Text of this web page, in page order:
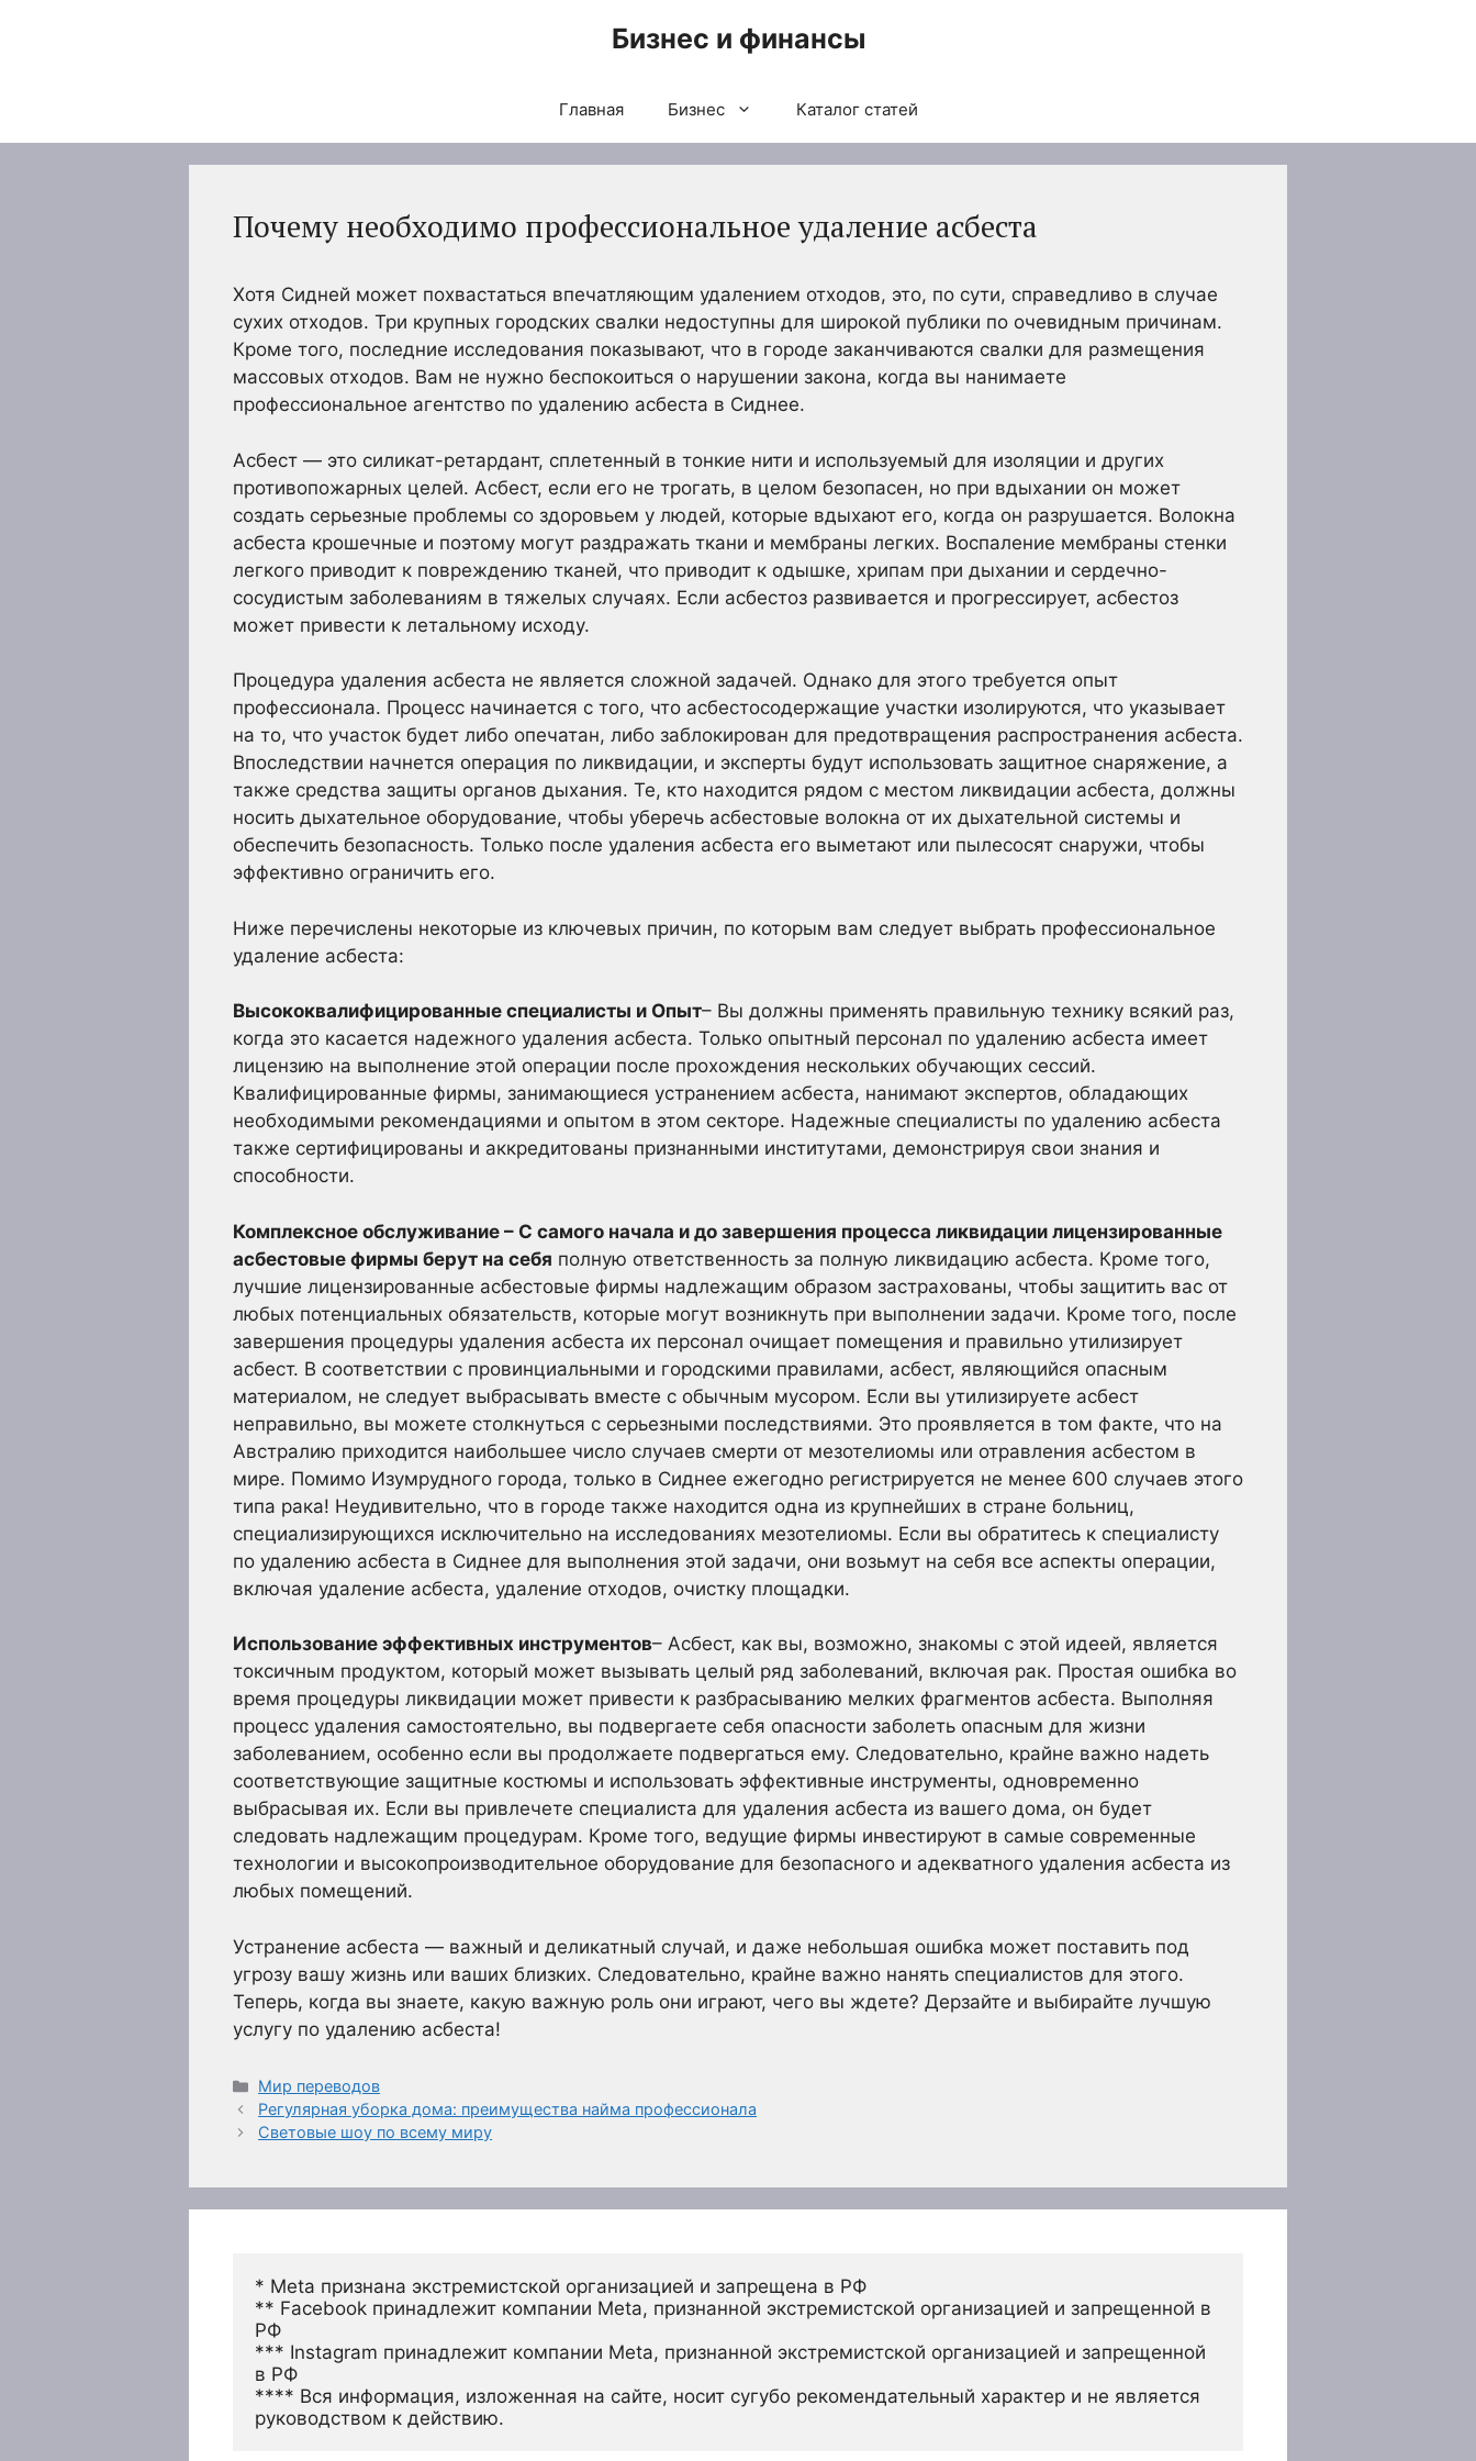
Бизнес и финансы
Главная Бизнес Каталог статей
Почему необходимо профессиональное удаление асбеста
Хотя Сидней может похвастаться впечатляющим удалением отходов, это, по сути, справедливо в случае
сухих отходов. Три крупных городских свалки недоступны для широкой публики по очевидным причинам.
Кроме того, последние исследования показывают, что в городе заканчиваются свалки для размещения
массовых отходов. Вам не нужно беспокоиться о нарушении закона, когда вы нанимаете
профессиональное агентство по удалению асбеста в Сиднее.
Асбест — это силикат-ретардант, сплетенный в тонкие нити и используемый для изоляции и других
противопожарных целей. Асбест, если его не трогать, в целом безопасен, но при вдыхании он может
создать серьезные проблемы со здоровьем у людей, которые вдыхают его, когда он разрушается. Волокна
асбеста крошечные и поэтому могут раздражать ткани и мембраны легких. Воспаление мембраны стенки
легкого приводит к повреждению тканей, что приводит к одышке, хрипам при дыхании и сердечно-
сосудистым заболеваниям в тяжелых случаях. Если асбестоз развивается и прогрессирует, асбестоз
может привести к летальному исходу.
Процедура удаления асбеста не является сложной задачей. Однако для этого требуется опыт
профессионала. Процесс начинается с того, что асбестосодержащие участки изолируются, что указывает
на то, что участок будет либо опечатан, либо заблокирован для предотвращения распространения асбеста.
Впоследствии начнется операция по ликвидации, и эксперты будут использовать защитное снаряжение, а
также средства защиты органов дыхания. Те, кто находится рядом с местом ликвидации асбеста, должны
носить дыхательное оборудование, чтобы уберечь асбестовые волокна от их дыхательной системы и
обеспечить безопасность. Только после удаления асбеста его выметают или пылесосят снаружи, чтобы
эффективно ограничить его.
Ниже перечислены некоторые из ключевых причин, по которым вам следует выбрать профессиональное
удаление асбеста:
Высококвалифицированные специалисты и Опыт– Вы должны применять правильную технику всякий раз,
когда это касается надежного удаления асбеста. Только опытный персонал по удалению асбеста имеет
лицензию на выполнение этой операции после прохождения нескольких обучающих сессий.
Квалифицированные фирмы, занимающиеся устранением асбеста, нанимают экспертов, обладающих
необходимыми рекомендациями и опытом в этом секторе. Надежные специалисты по удалению асбеста
также сертифицированы и аккредитованы признанными институтами, демонстрируя свои знания и
способности.
Комплексное обслуживание – С самого начала и до завершения процесса ликвидации лицензированные
асбестовые фирмы берут на себя полную ответственность за полную ликвидацию асбеста. Кроме того,
лучшие лицензированные асбестовые фирмы надлежащим образом застрахованы, чтобы защитить вас от
любых потенциальных обязательств, которые могут возникнуть при выполнении задачи. Кроме того, после
завершения процедуры удаления асбеста их персонал очищает помещения и правильно утилизирует
асбест. В соответствии с провинциальными и городскими правилами, асбест, являющийся опасным
материалом, не следует выбрасывать вместе с обычным мусором. Если вы утилизируете асбест
неправильно, вы можете столкнуться с серьезными последствиями. Это проявляется в том факте, что на
Австралию приходится наибольшее число случаев смерти от мезотелиомы или отравления асбестом в
мире. Помимо Изумрудного города, только в Сиднее ежегодно регистрируется не менее 600 случаев этого
типа рака! Неудивительно, что в городе также находится одна из крупнейших в стране больниц,
специализирующихся исключительно на исследованиях мезотелиомы. Если вы обратитесь к специалисту
по удалению асбеста в Сиднее для выполнения этой задачи, они возьмут на себя все аспекты операции,
включая удаление асбеста, удаление отходов, очистку площадки.
Использование эффективных инструментов– Асбест, как вы, возможно, знакомы с этой идеей, является
токсичным продуктом, который может вызывать целый ряд заболеваний, включая рак. Простая ошибка во
время процедуры ликвидации может привести к разбрасыванию мелких фрагментов асбеста. Выполняя
процесс удаления самостоятельно, вы подвергаете себя опасности заболеть опасным для жизни
заболеванием, особенно если вы продолжаете подвергаться ему. Следовательно, крайне важно надеть
соответствующие защитные костюмы и использовать эффективные инструменты, одновременно
выбрасывая их. Если вы привлечете специалиста для удаления асбеста из вашего дома, он будет
следовать надлежащим процедурам. Кроме того, ведущие фирмы инвестируют в самые современные
технологии и высокопроизводительное оборудование для безопасного и адекватного удаления асбеста из
любых помещений.
Устранение асбеста — важный и деликатный случай, и даже небольшая ошибка может поставить под
угрозу вашу жизнь или ваших близких. Следовательно, крайне важно нанять специалистов для этого.
Теперь, когда вы знаете, какую важную роль они играют, чего вы ждете? Дерзайте и выбирайте лучшую
услугу по удалению асбеста!
Рубрики
Мир переводов
Регулярная уборка дома: преимущества найма профессионала
Световые шоу по всему миру
* Meta признана экстремистской организацией и запрещена в РФ
** Facebook принадлежит компании Meta, признанной экстремистской организацией и запрещенной в
РФ
*** Instagram принадлежит компании Meta, признанной экстремистской организацией и запрещенной
в РФ
**** Вся информация, изложенная на сайте, носит сугубо рекомендательный характер и не является
руководством к действию.